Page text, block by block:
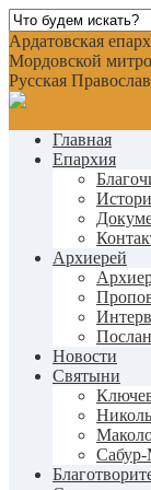
Ардатовская
Мордовской
Русская
Главная
Епархия
Архиерей
Новости
Святыни